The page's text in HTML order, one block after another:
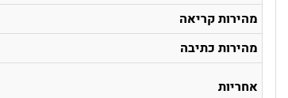
מהירות קריאה
מהירות כתיבה
אחריות